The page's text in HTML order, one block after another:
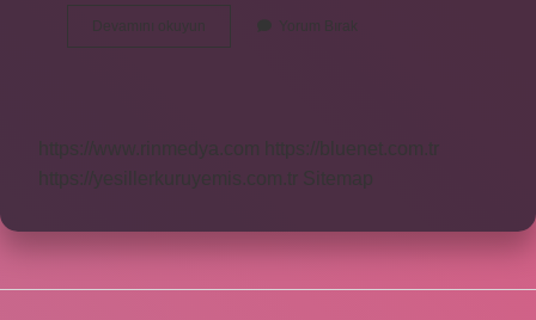
Devamını okuyun
Anasonun
Yan
Yorum Bırak
https://www.rinmedya.com
https://bluenet.com.tr
https://yesillerkuruyemis.com.tr Sitemap